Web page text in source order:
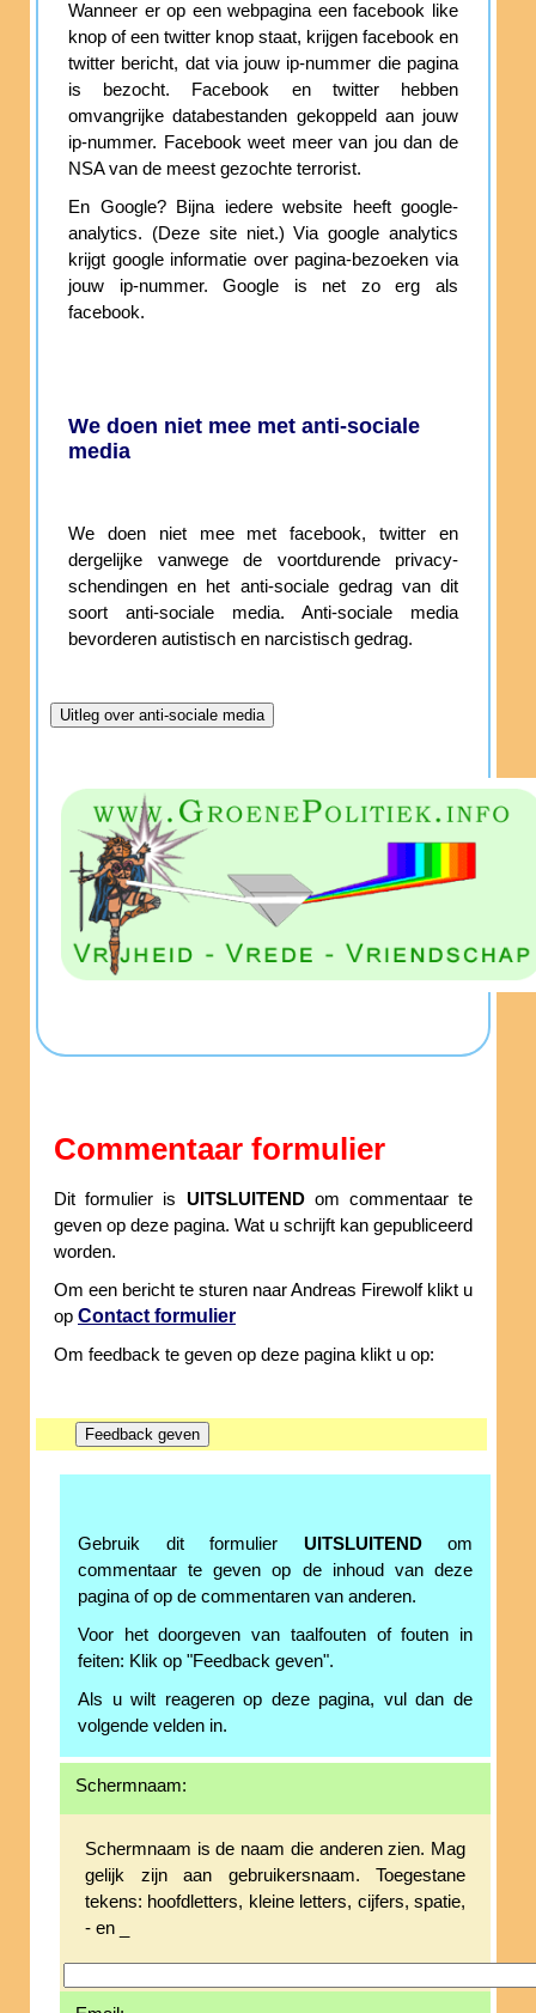
Wanneer er op een webpagina een facebook like
knop of een twitter knop staat, krijgen facebook en
twitter bericht, dat via jouw ip-nummer die pagina
is bezocht. Facebook en twitter hebben
omvangrijke databestanden gekoppeld aan jouw
ip-nummer. Facebook weet meer van jou dan de
NSA van de meest gezochte terrorist.
En Google? Bijna iedere website heeft google-
analytics. (Deze site niet.) Via google analytics
krijgt google informatie over pagina-bezoeken via
jouw ip-nummer. Google is net zo erg als
facebook.
We doen niet mee met anti-sociale
media
We doen niet mee met facebook, twitter en
dergelijke vanwege de voortdurende privacy-
schendingen en het anti-sociale gedrag van dit
soort anti-sociale media. Anti-sociale media
bevorderen autistisch en narcistisch gedrag.
Commentaar formulier
Dit formulier is UITSLUITENDom commentaar te
geven op deze pagina. Wat u schrijft kan gepubliceerd
worden.
Om een bericht te sturen naar Andreas Firewolf klikt u
op Contact formulier
Om feedback te geven op deze pagina klikt u op:
Gebruik dit formulier UITSLUITENDom
commentaar te geven op de inhoud van deze
pagina of op de commentaren van anderen.
Voor het doorgeven van taalfouten of fouten in
feiten: Klik op "Feedback geven".
Als u wilt reageren op deze pagina, vul dan de
volgende velden in.
Schermnaam:
Schermnaam is de naam die anderen zien. Mag
gelijk zijn aan gebruikersnaam. Toegestane
tekens: hoofdletters, kleine letters, cijfers, spatie,
- en _